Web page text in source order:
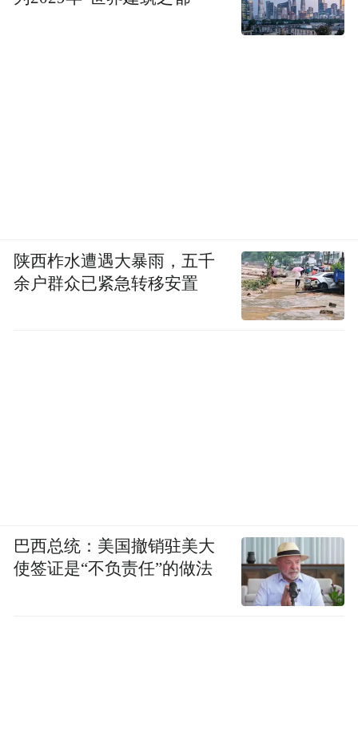
陕西柞水遭遇大暴雨，五千
余户群众已紧急转移安置
巴西总统：美国撤销驻美大
使签证是“不负责任”的做法